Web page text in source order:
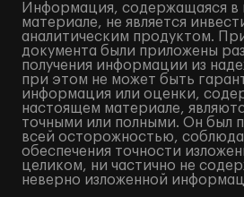
Информация, содержащаяся в
материале, не является
аналитическим продуктом.
документа были приложены
получения информации из
при этом не может быть
информация или оценки,
настоящем материале,
точными или полными. Он был
всей осторожностью,
обеспечения точности
целиком, ни частично не
неверно изложенной